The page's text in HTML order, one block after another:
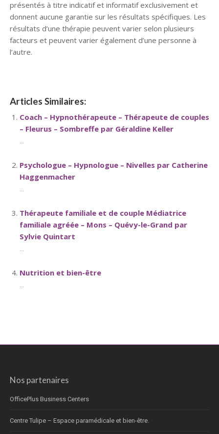
présentés à titre indicatif et informatif exclusivement et
donnent aucune garantie sur les résultats spécifiques. Les
résultats d’une thérapie peuvent varier selon plusieurs
facteurs et peuvent varier également d’une personne à
l’autre.
Articles Similaires:
Coach – Hypnothérapeute – Thérapeute de couples
– Fleurus – Sombreffe par Géraldine Keller
...
Psychologue – Hypnologue – Nivelles par Catherine
Haggenmacher
...
Thérapeute familiale et de couple Médiatrice
familiale agréée – Mons – Quévy-le-Grand par
Sylvie Quintart
...
Nutrition et bien-être
...
Nos partenaires
OfficePlus Business Centers
Centre Tulipe – Espace paramédicale et bien-être.